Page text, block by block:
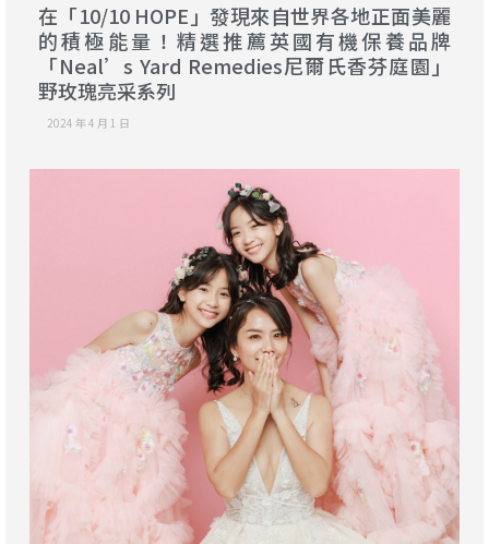
在「10/10 HOPE」發現來自世界各地正面美麗
的積極能量！精選推薦英國有機保養品牌
「Neal’s Yard Remedies尼爾氏香芬庭園」
野玫瑰亮采系列
2024 年 4 月 1 日